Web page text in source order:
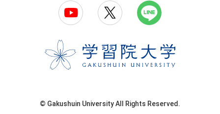
© Gakushuin University All Rights Reserved.